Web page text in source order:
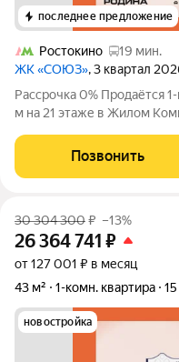
последнее предложение
Ростокино
19 мин.
ЖК «СОЮЗ», 3 квартал
Рассрочка 0% Продаётся
м на 21 этаже в Жилом
олимпийских видов
фигурного катания, -
Позвонить
30 304 300₽ –13%
26 364 741 ₽
от 127 001 ₽ в месяц
43 м²
1-комн. квартира 15
новостройка